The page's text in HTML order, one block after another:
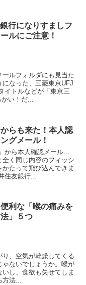
行になりすましフ
ルにご注意！
ルフォルダにも見当た
なった、三菱東京UFJ
イトルなどが「東京三
い！だ...
らも来た！本人認
グメール！
から本人確認メール…
く同じ内容のフィッシ
たって飛び込んできま
住友銀行...
利な「喉の痛みを
」５つ
、空気が乾燥してくる
ゃないでしょうか。喉が
し、食欲も失せてしま
方法...